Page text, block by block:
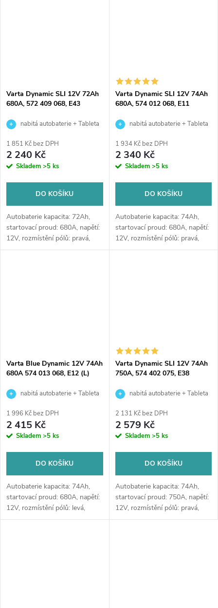
Varta Dynamic SLI 12V 72Ah
680A, 572 409 068, E43
nabitá autobaterie + Tableta
výkup staré baterie při doručení
nebo v prodejně Jinočany
1 851 Kč bez DPH
2 240 Kč
Skladem >5 ks
DO KOŠÍKU
Autobaterie kapacita: 72Ah,
startovací proud: 680A, napětí:
12V, rozmístění pólů: pravá,
rozměry: 278 x 175 x 175,
Varta Dynamic SLI 12V 74Ah
680A, 574 012 068, E11
nabitá autobaterie + Tableta
výkup staré baterie při doručení
nebo v prodejně Jinočany
1 934 Kč bez DPH
2 340 Kč
Skladem >5 ks
DO KOŠÍKU
Autobaterie kapacita: 74Ah,
startovací proud: 680A, napětí:
12V, rozmístění pólů: pravá,
rozměry: 278 x 175 x 190,
Varta Blue Dynamic 12V 74Ah
680A 574 013 068, E12 (L)
nabitá autobaterie + Tableta
výkup staré baterie při doručení
nebo v prodejně Jinočany
1 996 Kč bez DPH
2 415 Kč
Skladem >5 ks
DO KOŠÍKU
Autobaterie kapacita: 74Ah,
startovací proud: 680A, napětí:
12V, rozmístění pólů: levá,
rozměry: 278 x 175 x 190,
Varta Dynamic SLI 12V 74Ah
750A, 574 402 075, E38
nabitá autobaterie + Tableta
výkup staré baterie při doručení
nebo v prodejně Jinočany
2 131 Kč bez DPH
2 579 Kč
Skladem >5 ks
DO KOŠÍKU
Autobaterie kapacita: 74Ah,
startovací proud: 750A, napětí:
12V, rozmístění pólů: pravá,
rozměry: 278 x 175 x 175,